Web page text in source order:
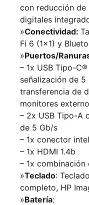
con reducción
digitales
»Conectividad:
Fi 6 (1×1) y
»Puertos/
– 1x USB Tipo-
señalización de
transferencia de
monitores
– 2x USB Tipo-A
de 5 Gb/s
– 1x conector
– 1x HDMI 1.4b
– 1x
»Teclado:
completo, HP
»Batería: